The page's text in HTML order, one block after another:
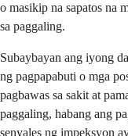
o masikip na sapatos na
sa paggaling.
Subaybayan ang iyong
ng pagpapabuti o mga
pagbawas sa sakit at
paggaling, habang ang
senyales ng impeksyon